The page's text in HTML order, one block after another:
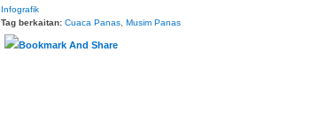
Infografik
Tag berkaitan: Cuaca Panas, Musim Panas